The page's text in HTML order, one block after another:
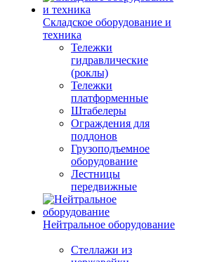
Складское оборудование и
техника
Тележки
гидравлические
(роклы)
Тележки
платформенные
Штабелеры
Ограждения для
поддонов
Грузоподъемное
оборудование
Лестницы
передвижные
Нейтральное оборудование
Стеллажи из